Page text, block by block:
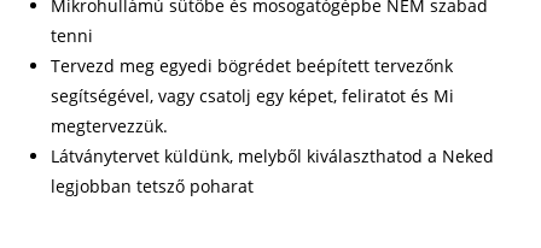
Mikrohullámú sütőbe és mosogatógépbe NEM szabad
tenni
Tervezd meg egyedi bögrédet beépített tervezőnk
segítségével, vagy csatolj egy képet, feliratot és Mi
megtervezzük.
Látványtervet küldünk, melyből kiválaszthatod a Neked
legjobban tetsző poharat